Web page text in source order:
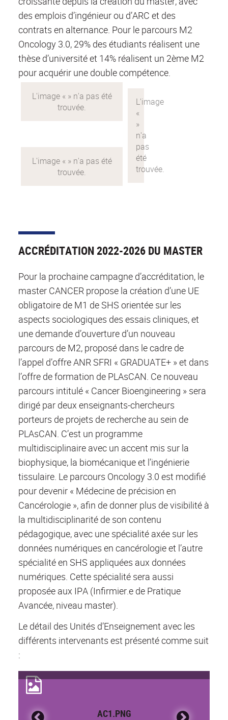
des emplois d’ingénieur ou d’ARC et des
contrats en alternance. Pour le parcours M2
Oncology 3.0, 29% des étudiants réalisent une
thèse d’université et 14% réalisent un 2ème M2
pour acquérir une double compétence.
ACCRÉDITATION 2022-2026 DU MASTER
Pour la prochaine campagne d’accréditation, le
master CANCER propose la création d’une UE
obligatoire de M1 de SHS orientée sur les
aspects sociologiques des essais cliniques, et
une demande d’ouverture d’un nouveau
parcours de M2, proposé dans le cadre de
l’appel d’offre ANR SFRI « GRADUATE+ » et dans
l’offre de formation de PLAsCAN. Ce nouveau
parcours intitulé « Cancer Bioengineering » sera
dirigé par deux enseignants-chercheurs
porteurs de projets de recherche au sein de
PLAsCAN. C’est un programme
multidisciplinaire avec un accent mis sur la
biophysique, la biomécanique et l’ingénierie
tissulaire. Le parcours Oncology 3.0 est modifié
pour devenir « Médecine de précision en
Cancérologie », afin de donner plus de visibilité à
la multidisciplinarité de son contenu
pédagogique, avec une spécialité axée sur les
données numériques en cancérologie et l’autre
spécialité en SHS appliquées aux données
numériques. Cette spécialité sera aussi
proposée aux IPA (Infirmier.e de Pratique
Avancée, niveau master).
Le détail des Unités d’Enseignement avec les
différents intervenants est présenté comme suit
:
AC1.PNG